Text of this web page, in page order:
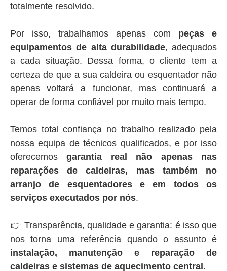
totalmente resolvido.
Por isso, trabalhamos apenas com peças e
equipamentos de alta durabilidade, adequados
a cada situação. Dessa forma, o cliente tem a
certeza de que a sua caldeira ou esquentador não
apenas voltará a funcionar, mas continuará a
operar de forma confiável por muito mais tempo.
Temos total confiança no trabalho realizado pela
nossa equipa de técnicos qualificados, e por isso
oferecemosgarantia real não apenas nas
reparações de caldeiras, mas também no
arranjo de esquentadores e em todos os
serviços executados por nós.
👉 Transparência, qualidade e garantia: é isso que
nos torna uma referência quando o assunto é
instalação, manutenção e reparação de
caldeiras e sistemas de aquecimento central.